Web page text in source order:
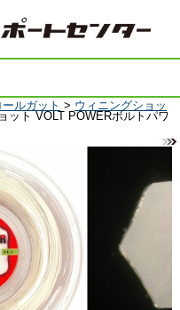
ールガット > ウィニングショッ
ット VOLT POWERボルトパワ